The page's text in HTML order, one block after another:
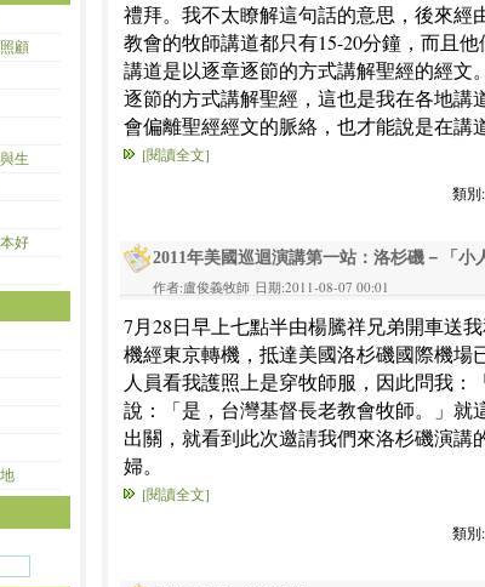
禮拜。我不太瞭解這句話的意思，後來經
教會的牧師講道都只有15-20分鐘，而且
講道是以逐章逐節的方式講解聖經的經文
逐節的方式講解聖經，這也是我在各地講
會偏離聖經經文的脈絡，也才能說是在講道
[閱讀全文]
類別:
2011年美國巡迴演講第一站：洛杉磯－「小
作者:盧俊義牧師 日期:2011-08-07 00:01
7月28日早上七點半由楊騰祥兄弟開車送
機經東京轉機，抵達美國洛杉磯國際機場
人員看我護照上是穿牧師服，因此問我：
說：「是，台灣基督長老教會牧師。」就
出關，就看到此次邀請我們來洛杉磯演講
婦。
[閱讀全文]
類別:
顧
生
好